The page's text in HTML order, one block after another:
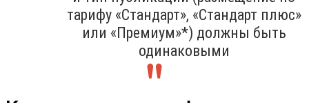
тарифу «Стандарт», «Стандарт плюс»
или «Премиум»*) должны быть
одинаковыми